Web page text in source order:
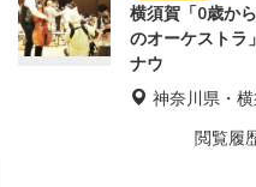
横須賀「0歳か
のオーケストラ
ナウ
神奈川県・
閲覧履